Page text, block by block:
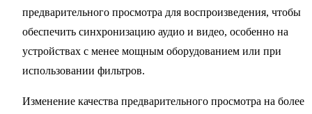
предварительного просмотра для воспроизведения, чтобы
обеспечить синхронизацию аудио и видео, особенно на
устройствах с менее мощным оборудованием или при
использовании фильтров.
Изменение качества предварительного просмотра на более